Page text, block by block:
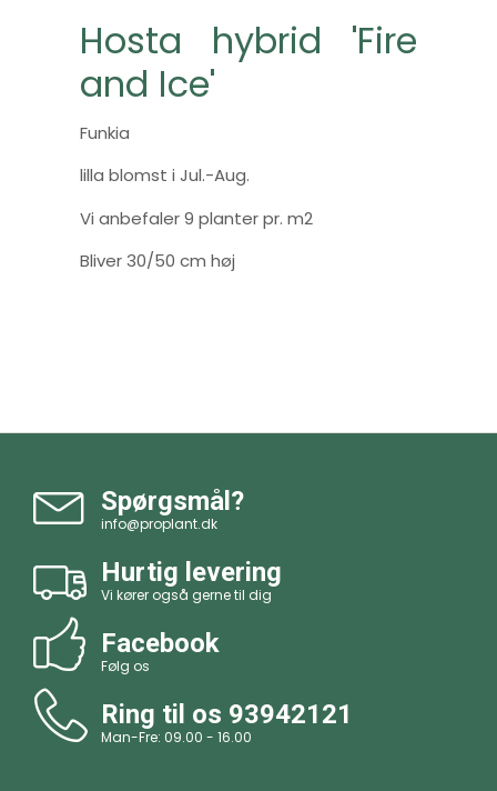
Hosta hybrid 'Fire
and Ice'
Funkia
lilla blomst i Jul.-Aug.
Vi anbefaler 9 planter pr. m2
Bliver 30/50 cm høj
Spørgsmål?
info@proplant.dk
Hurtig levering
Vi kører også gerne til dig
Facebook
Følg os
Ring til os 93942121
Man-Fre: 09.00 - 16.00